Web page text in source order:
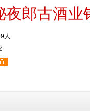
夜郎古酒业
人